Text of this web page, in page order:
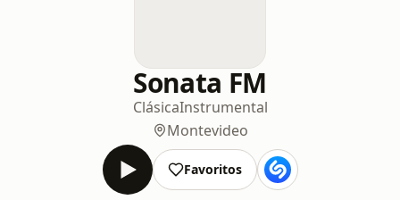
Sonata FM
ClásicaInstrumental
Montevideo
Favoritos